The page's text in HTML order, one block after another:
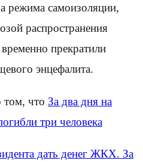
режима самоизоляции,
распространения
прекратили
энцефалита.
том, что За два дня на
три человека
дать денег ЖКХ. За